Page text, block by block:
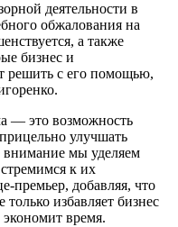
деятельности в
обжалования на
а также
бизнес и
решить с его помощью,
— это возможность
улучшать
внимание мы уделяем
к их
премьер, добавляя, что
избавляет бизнес
время.